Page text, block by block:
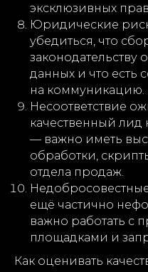
эксклюзивных
Юридические
убедиться, что
законодательству
данных и что есть
на коммуникацию.
Несоответствие
качественный лид
— важно иметь
обработки,
отдела продаж.
ещё частично
важно работать с
площадками и
Как оценивать